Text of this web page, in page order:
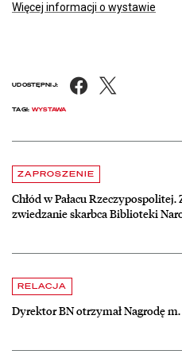
Więcej informacji o wystawie
UDOSTĘPNIJ: Facebook
TAGI: WYSTAWA
Aktualności
ZAPROSZENIE
Chłód w Pałacu
zwiedzanie skarbca Biblioteki
czytaj więcej o Chłód w Pałacu
RELACJA
Dyrektor BN otrzymał Nagrodę
czytaj więcej o Dyrektor BN